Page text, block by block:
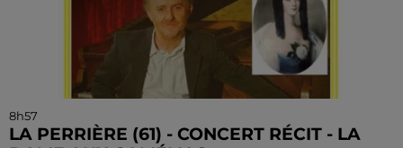
8h57
LA PERRIÈRE (61) - CONCERT RÉCIT - LA